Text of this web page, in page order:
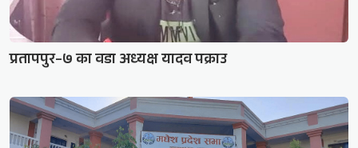
प्रतापपुर–७ का वडा अध्यक्ष यादव पक्राउ